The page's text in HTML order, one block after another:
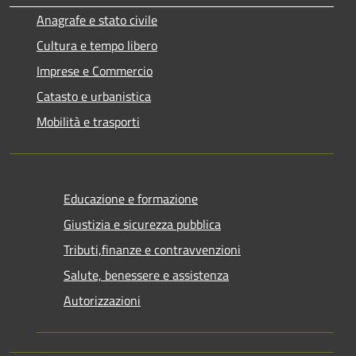
Anagrafe e stato civile
Cultura e tempo libero
Imprese e Commercio
Catasto e urbanistica
Mobilità e trasporti
Educazione e formazione
Giustizia e sicurezza pubblica
Tributi,finanze e contravvenzioni
Salute, benessere e assistenza
Autorizzazioni